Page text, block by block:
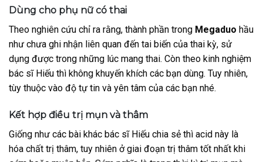
Dùng cho phụ nữ có thai
Theo nghiên cứu chỉ ra rằng, thành phần trong Megaduo hầu
như chưa ghi nhận liên quan đến tai biến của thai kỳ, sử
dụng được trong những lúc mang thai. Còn theo kinh nghiệm
bác sĩ Hiếu thì không khuyến khích các bạn dùng. Tuy nhiên,
tùy thuộc vào độ tự tin và yên tâm của các bạn nhé.
Kết hợp điều trị mụn và thâm
Giống như các bài khác bác sĩ Hiếu chia sẻ thì acid này là
hóa chất trị thâm, tuy nhiên ở giai đoạn trị thâm tốt nhất khi